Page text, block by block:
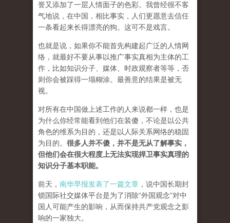
誉又添加了一层人情面子的色彩。我曾经很不客
气地说，在中国，相比事实，人们更愿意去信任
一条看起来长得漂亮的狗。这可不是戏言。
也就是说，如果你不能首先构建起广泛的人情网
络，就最好不要从事以推广事实真相为主体的工
作，比如知识分子、媒体、时政观察者等等，否
则你会被踩得一塌糊涂。最善意的结果是被无
视。
对所有在中国做上述工作的人来说都一样，也是
为什么你经常能看到他们在装傻，不论是以公共
角色的维系为目的，还是以人际关系网络的稳固
为目的。 很多人并不傻，并不是无从了解事实，
但他们会在很大程度上无法实现捍卫事实真理的
知识分子基本职能。
前天， 南华早报发表了一篇文章 ，说中国长期封
锁国际社交媒体平台是为了消除“外国观念”对中
国人可能产生的影响，从而保持共产党观念之影
响的一家独大。